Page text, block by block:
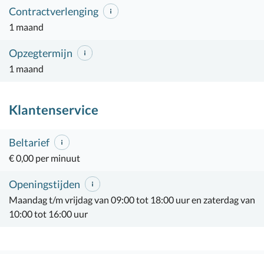
Contractverlenging
1 maand
Opzegtermijn
1 maand
Klantenservice
Beltarief
€ 0,00 per minuut
Openingstijden
Maandag t/m vrijdag van 09:00 tot 18:00 uur en zaterdag van
10:00 tot 16:00 uur